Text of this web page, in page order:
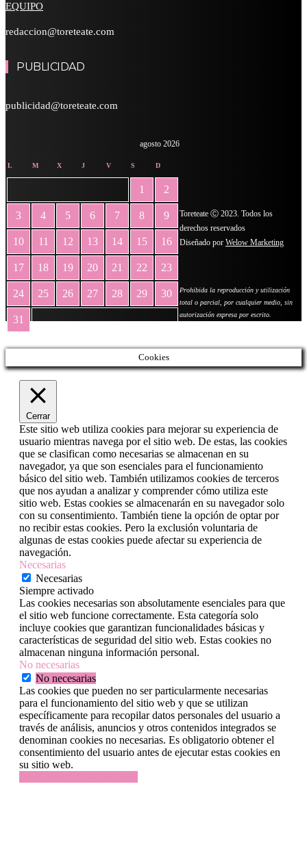
EQUIPO
redaccion@toreteate.com
PUBLICIDAD
publicidad@toreteate.com
agosto 2026
L M X J V S D
1 2
3 4 5 6 7 8 9
10 11 12 13 14 15 16
17 18 19 20 21 22 23
24 25 26 27 28 29 30
31
Toreteate Ⓒ 2023. Todos los
derechos reservados
Diseñado por Welow Marketing
Prohibida la reproducción y utilización
total o parcial, por cualquier medio, sin
autorización expresa por escrito.
Cookies
Cerrar
Este sitio web utiliza cookies para mejorar su experiencia de
usuario mientras navega por el sitio web. De estas, las cookies
que se clasifican como necesarias se almacenan en su
navegador, ya que son esenciales para el funcionamiento
básico del sitio web. También utilizamos cookies de terceros
que nos ayudan a analizar y comprender cómo utiliza este
sitio web. Estas cookies se almacenarán en su navegador solo
con su consentimiento. También tiene la opción de optar por
no recibir estas cookies. Pero la exclusión voluntaria de
algunas de estas cookies puede afectar su experiencia de
navegación.
Necesarias
Necesarias
Siempre activado
Las cookies necesarias son absolutamente esenciales para que
el sitio web funcione correctamente. Esta categoría solo
incluye cookies que garantizan funcionalidades básicas y
características de seguridad del sitio web. Estas cookies no
almacenan ninguna información personal.
No necesarias
No necesarias
Las cookies que pueden no ser particularmente necesarias
para el funcionamiento del sitio web y que se utilizan
específicamente para recopilar datos personales del usuario a
través de análisis, anuncios y otros contenidos integrados se
denominan cookies no necesarias. Es obligatorio obtener el
consentimiento del usuario antes de ejecutar estas cookies en
su sitio web.